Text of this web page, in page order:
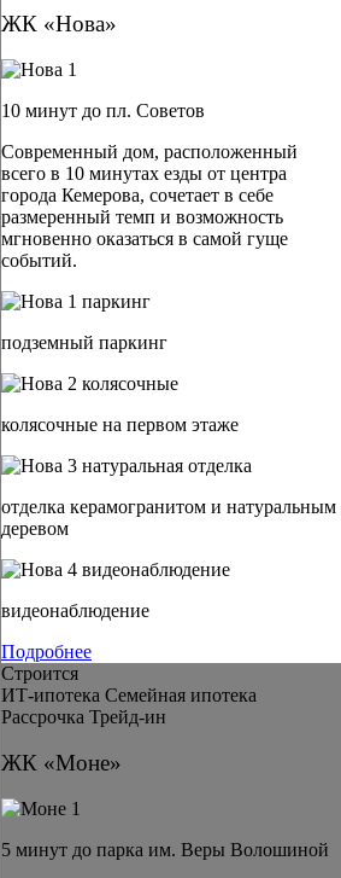
ЖК «Нова»
10 минут до пл. Советов
Современный дом, расположенный
всего в 10 минутах езды от центра
города Кемерова, сочетает в себе
размеренный темп и возможность
мгновенно оказаться в самой гуще
событий.
подземный паркинг
колясочные на первом этаже
отделка керамогранитом и натуральным
деревом
видеонаблюдение
Подробнее
Строится
ИТ-ипотека Семейная ипотека
Рассрочка Трейд-ин
ЖК «Моне»
5 минут до парка им. Веры Волошиной